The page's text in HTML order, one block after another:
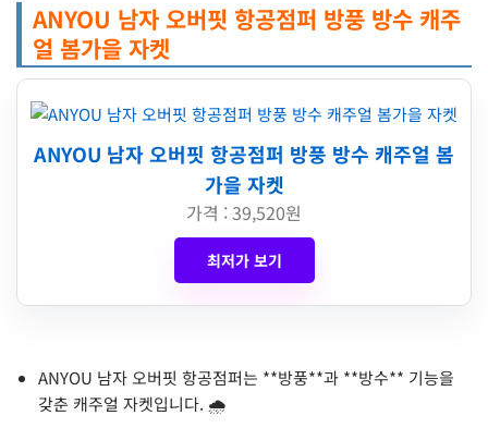
ANYOU 남자 오버핏 항공점퍼 방풍 방수 캐주
얼 봄가을 자켓
ANYOU 남자 오버핏 항공점퍼 방풍 방수 캐주얼 봄
가을 자켓
가격 : 39,520원
최저가 보기
ANYOU 남자 오버핏 항공점퍼는 **방풍**과 **방수** 기능을
갖춘 캐주얼 자켓입니다. 🌧️